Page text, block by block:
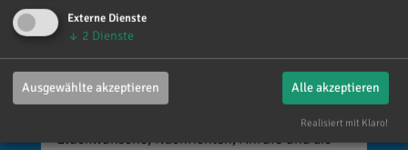
Reinhard Brandl
Mein meistgenutztes Wort am Samstag war:
„Danke!“ 😊 Vielen Dank für die zahlreichen
Glückwünsche, Nachrichten, Anrufe und die
Externe Dienste
↓ 2 Dienste
Ausgewählte akzeptieren Alle akzeptieren
Realisiert mit Klaro!